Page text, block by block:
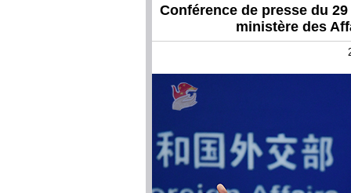
Conférence de presse du
ministère des